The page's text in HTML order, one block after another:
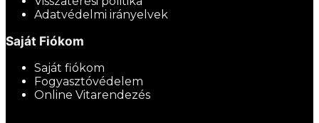
Adatvédelmi irányelvek
Saját Fiókom
Saját fiókom
Fogyasztóvédelem
Online Vitarendezés